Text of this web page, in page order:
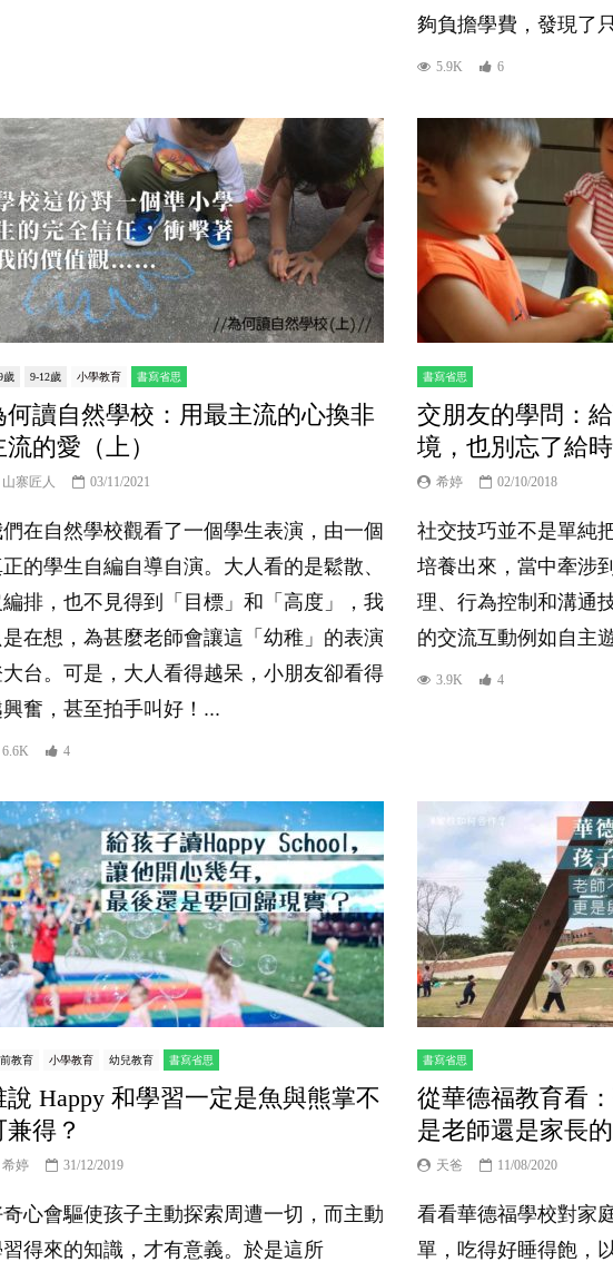
夠負擔學費，發現了
5.9K 6
歲 9-12歲 小學教育 書寫省思
何讀自然學校：用最主流的心換非
流的愛（上）
山寨匠人 03/11/2021
在自然學校觀看了一個學生表演，由一個
的學生自編自導自演。大人看的是鬆散、
排，也不見得到「目標」和「高度」，我
是在想，為甚麼老師會讓這「幼稚」的表演
台。可是，大人看得越呆，小朋友卻看得
興奮，甚至拍手叫好！...
6.6K 4
書寫省思
交朋友的學問：
境，也別忘了給
希婷 02/10/2018
社交技巧並不是單純
培養出來，當中牽涉
理、行為控制和溝通
的交流互動例如自主
3.9K 4
教育 小學教育 幼兒教育 書寫省思
說 Happy 和學習一定是魚與熊掌不
兼得？
希婷 31/12/2019
心會驅使孩子主動探索周遭一切，而主動
得來的知識，才有意義。於是這所
書寫省思
從華德福教育看
是老師還是家長
天爸 11/08/2020
看看華德福學校對家
單，吃得好睡得飽，